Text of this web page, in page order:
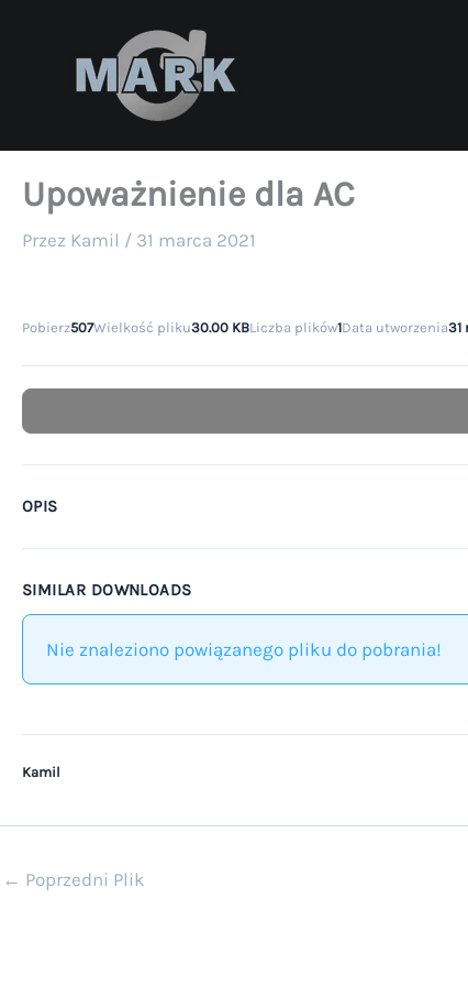
Upoważnienie dla AC
Przez Kamil / 31 marca 2021
Pobierz507Wielkość pliku30.00 KBLiczba plików1Data utworzenia31
OPIS
SIMILAR DOWNLOADS
Nie znaleziono powiązanego pliku do pobrania!
Kamil
← Poprzedni Plik